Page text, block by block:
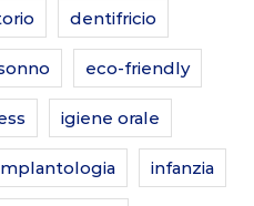
dentifricio
eco-friendly
igiene orale
infanzia